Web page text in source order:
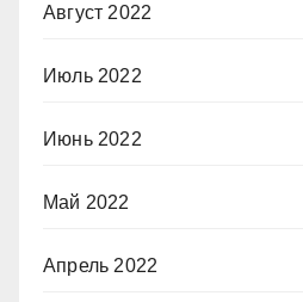
Август 2022
Июль 2022
Июнь 2022
Май 2022
Апрель 2022